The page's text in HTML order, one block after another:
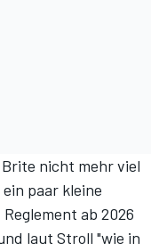
nicht mehr viel
paar kleine
ab 2026
laut Stroll "wie in